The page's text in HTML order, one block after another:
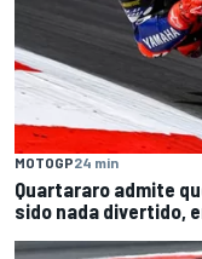
MOTOGP24 min
Quartararo admite
sido nada divertido,